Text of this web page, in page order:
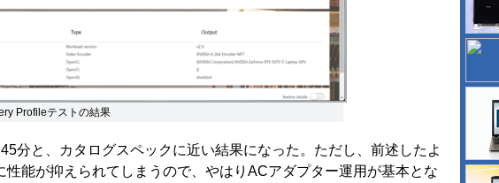
Profileテストの結果
分と、カタログスペックに近い結果になった。ただし、前述したよ
性能が抑えられてしまうので、やはりACアダプター運用が基本とな